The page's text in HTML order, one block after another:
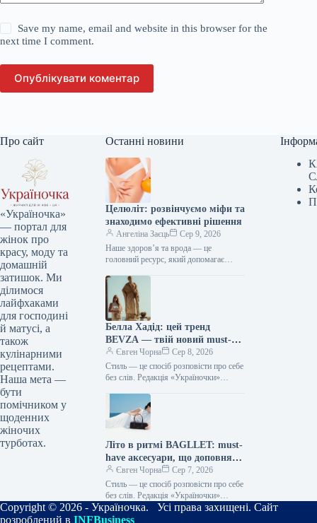
Save my name, email and website in this browser for the
next time I comment.
Опублікувати коментар
Про сайт
«Україночка»
— портал для
жінок про
красу, моду та
домашній
затишок. Ми
ділимося
лайфхаками
для господині
й матусі, а
також
кулінарними
рецептами.
Наша мета —
бути
помічником у
щоденних
жіночих
турботах.
Останні новини
Целюліт: розвінчуємо міфи та
знаходимо ефективні рішення
Ангеліна Заєць
Сер 9, 2026
Наше здоров’я та врода — це
головний ресурс, який допомагає
Редакція «Україночки» підготувала
для вас…
Белла Хадід: цей тренд
BEVZA — твій новий must-
have сезону!
Євген Чорна
Сер 8, 2026
Стиль — це спосіб розповісти про себе
без слів. Редакція «Україночки»
тенденціями, і сьогодні ми
підготували…
Літо в ритмі BAGLLET: must-
have аксесуари, що доповнять
твій фешн-образ
Євген Чорна
Сер 7, 2026
Стиль — це спосіб розповісти про себе
без слів. Редакція «Україночки»
уважно стежить за останніми
тенденціями, і сьогодні ми
Copyright © 2026 - Україночка. Усі права захищені. Сайт
розроблений в INFBusiness